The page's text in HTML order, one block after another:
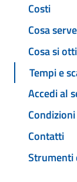
Costi
Cosa serve
Cosa si
Tempi e
Accedi al
Contatti
Strumenti